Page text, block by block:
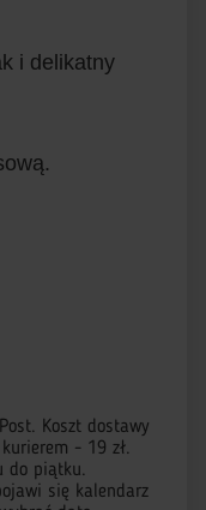
i delikatny
Koszt dostawy
- 19 zł.
do piątku.
się kalendarz